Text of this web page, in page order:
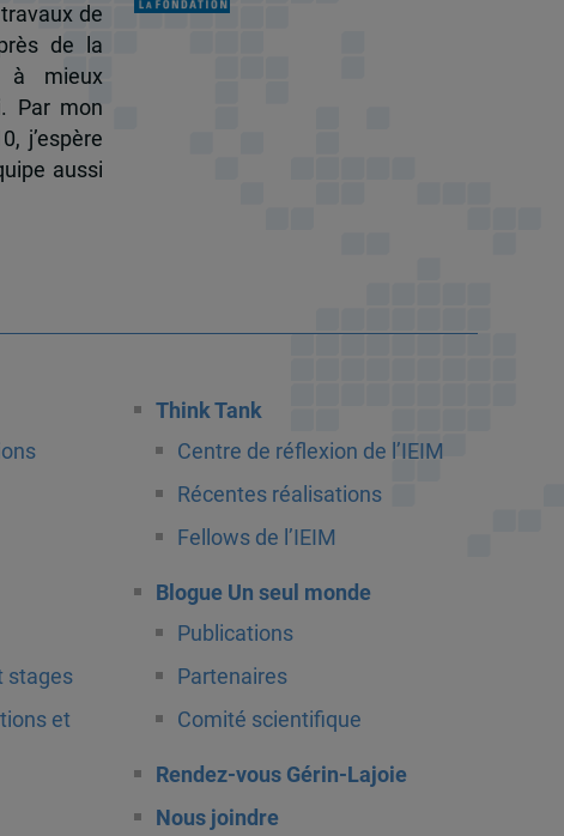
de
de la
à mieux
Par mon
j’espère
aussi
stages
et
Think Tank
Centre de réflexion de l’IEIM
Récentes réalisations
Fellows de l’IEIM
Blogue Un seul monde
Publications
Partenaires
Comité scientifique
Rendez-vous Gérin-Lajoie
Nous joindre